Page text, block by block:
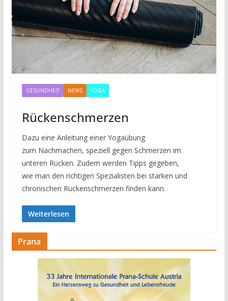
GESUNDHEIT NEWS YOGA
Rückenschmerzen
Dazu eine Anleitung einer Yogaübung
zum Nachmachen, speziell gegen Schmerzen im
unteren Rücken. Zudem werden Tipps gegeben,
wie man den richtigen Spezialisten bei starken und
chronischen Rückenschmerzen finden kann.
Weiterlesen
Prana